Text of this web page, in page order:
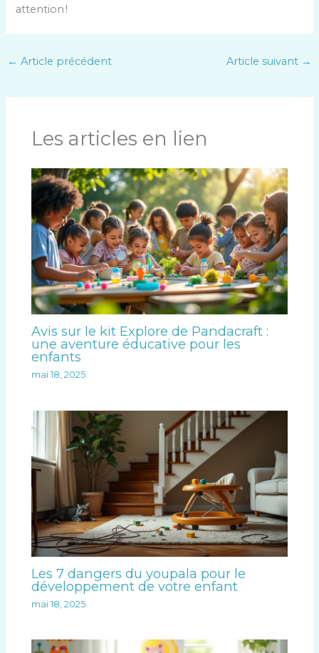
attention !
← Article précédent Article suivant →
Les articles en lien
Avis sur le kit Explore de Pandacraft :
une aventure éducative pour les
enfants
mai 18, 2025
Les 7 dangers du youpala pour le
développement de votre enfant
mai 18, 2025